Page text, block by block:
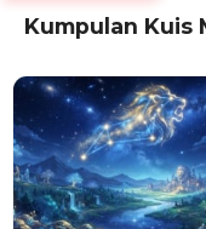
Kumpulan Kuis